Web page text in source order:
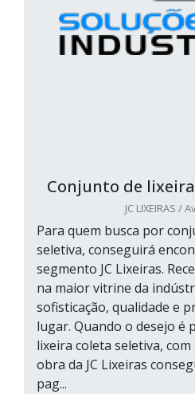
Conjunto de
JC LIXEIRAS /
Para quem busca por
seletiva, conseguirá
segmento JC Lixeiras.
na maior vitrine da
sofisticação, qualidade e
lugar. Quando o desejo é
lixeira coleta seletiva,
obra da JC Lixeiras
pag...